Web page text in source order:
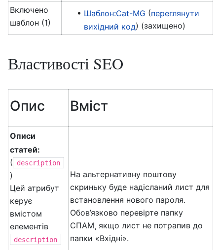
Включено
шаблон (1)
Шаблон:Cat-MG (переглянути
вихідний код) (захищено)
Властивості SEO
Опис Вміст
Описи
статей:
(
description
)
Цей атрибут
керує
вмістом
елементів
description
На альтернативну поштову
скриньку буде надісланий лист для
встановлення нового пароля.
Обов’язково перевірте папку
СПАМ¸ якщо лист не потрапив до
папки «Вхідні».